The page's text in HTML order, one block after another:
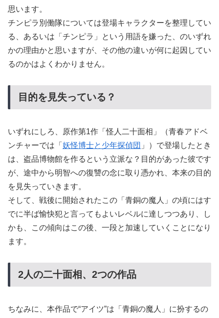
思います。
チンピラ別働隊については登場キャラクターを整理してい
る、あるいは「チンピラ」という用語を嫌った、のいずれ
かの理由かと思いますが、その他の違いが何に起因してい
るのかはよくわかりません。
目的を見失っている？
いずれにしろ、原作第1作「怪人二十面相」（青春アドベ
ンチャーでは「 妖怪博士と少年探偵団 」）で登場したとき
は、盗品博物館を作るという立派な？目的があった彼です
が、途中から明智への復讐の念に取り憑かれ、本来の目的
を見失っていきます。
そして、戦後に開始されたこの「青銅の魔人」の頃にはす
でに半ば愉快犯と言ってもよいレベルに達しつつあり、し
かも、この傾向はこの後、一段と加速していくことになり
ます。
2人の二十面相、2つの作品
ちなみに、本作品で“アイツ”は「青銅の魔人」に扮するの